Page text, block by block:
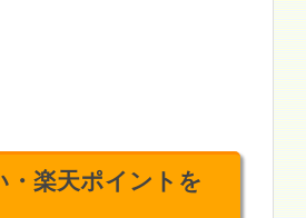
・楽天ポイントを